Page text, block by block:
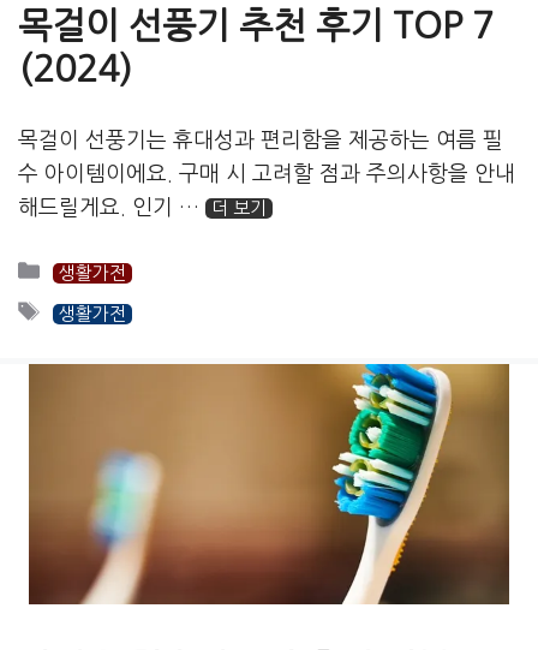
목걸이 선풍기 추천 후기 TOP 7
(2024)
목걸이 선풍기는 휴대성과 편리함을 제공하는 여름 필
수 아이템이에요. 구매 시 고려할 점과 주의사항을 안내
해드릴게요. 인기 …
더 보기
카
테
리
생활가전
태
생활가전